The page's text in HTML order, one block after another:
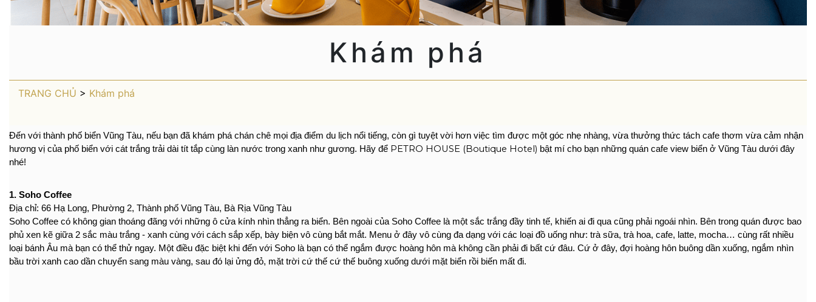
Khám phá
TRANG CHỦ > Khám phá
Đến với thành phố biển Vũng Tàu, nếu bạn đã khám phá chán chê mọi địa điểm du lịch nổi tiếng, còn gì tuyệt vời hơn việc tìm được một góc nhẹ nhàng, vừa thưởng thức tách cafe thơm vừa cảm nhận
hương vị của phố biển với cát trắng trải dài tít tắp cùng làn nước trong xanh như gương. Hãy để PETRO HOUSE (Boutique Hotel) bật mí cho bạn những quán cafe view biển ở Vũng Tàu dưới đây
nhé!
1. Soho Coffee
Địa chỉ: 66 Hạ Long, Phường 2, Thành phố Vũng Tàu, Bà Rịa Vũng Tàu
Soho Coffee có không gian thoáng đãng với những ô cửa kính nhìn thẳng ra biển. Bên ngoài của Soho Coffee là một sắc trắng đầy tinh tế, khiến ai đi qua cũng phải ngoái nhìn. Bên trong quán được bao
phủ xen kẽ giữa 2 sắc màu trắng - xanh cùng với cách sắp xếp, bày biện vô cùng bắt mắt. Menu ở đây vô cùng đa dạng với các loại đồ uống như: trà sữa, trà hoa, cafe, latte, mocha… cùng rất nhiều
loại bánh Âu mà bạn có thể thử ngay. Một điều đặc biệt khi đến với Soho là bạn có thể ngắm được hoàng hôn mà không cần phải đi bất cứ đâu. Cứ ở đây, đợi hoàng hôn buông dần xuống, ngắm nhìn
bầu trời xanh cao dần chuyển sang màu vàng, sau đó lại ửng đỏ, mặt trời cứ thế cứ thế buông xuống dưới mặt biển rồi biến mất đi.